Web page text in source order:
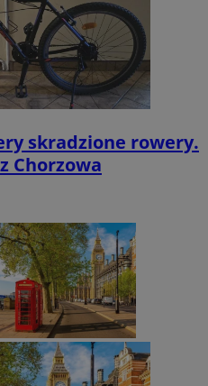
skradzione rowery.
Chorzowa